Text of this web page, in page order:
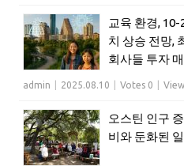
교육 환경,
치 상승 전망,
회사들 투자
admin 2025.08.10 Votes 0
오스틴 인구
비와 둔화된